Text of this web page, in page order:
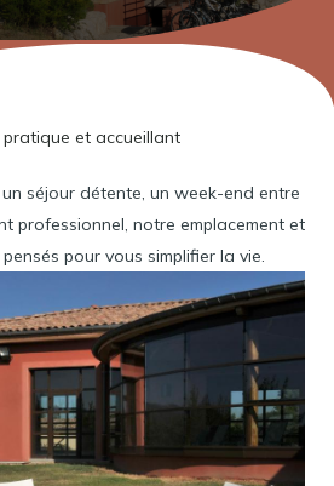
pratique et accueillant
séjour détente, un week-end entre
professionnel, notre emplacement et
pour vous simplifier la vie.